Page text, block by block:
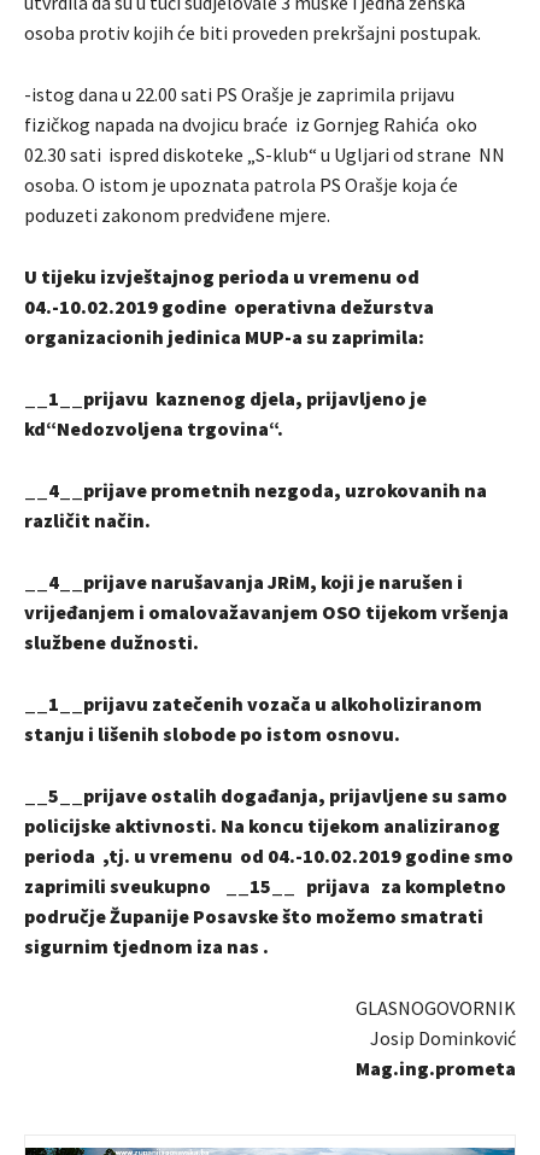
osoba protiv kojih će biti proveden prekršajni postupak.
-istog dana u 22.00 sati PS Orašje je zaprimila prijavu
fizičkog napada na dvojicu braće iz Gornjeg Rahića oko
02.30 sati ispred diskoteke „S-klub“ u Ugljari od strane NN
osoba. O istom je upoznata patrola PS Orašje koja će
poduzeti zakonom predviđene mjere.
U tijeku izvještajnog perioda u vremenu od
04.-10.02.2019 godine operativna dežurstva
organizacionih jedinica MUP-a su zaprimila:
__1__prijavu kaznenog djela, prijavljeno je
kd“Nedozvoljena trgovina“.
__4__prijave prometnih nezgoda, uzrokovanih na
različit način.
__4__prijave narušavanja JRiM, koji je narušen i
vrijeđanjem i omalovažavanjem OSO tijekom vršenja
službene dužnosti.
__1__prijavu zatečenih vozača u alkoholiziranom
stanju i lišenih slobode po istom osnovu.
__5__prijave ostalih događanja, prijavljene su samo
policijske aktivnosti. Na koncu tijekom analiziranog
perioda ,tj. u vremenu od 04.-10.02.2019 godine smo
zaprimili sveukupno __15__ prijava za kompletno
područje Županije Posavske što možemo smatrati
sigurnim tjednom iza nas .
GLASNOGOVORNIK
Josip Dominković
Mag.ing.prometa